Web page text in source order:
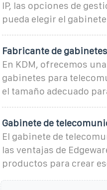
IP, las opciones de
pueda elegir el
Fabricante de
En KDM, ofrecemos
gabinetes para
el tamaño adecuado
Gabinete de
El gabinete de
las ventajas de
productos para crear